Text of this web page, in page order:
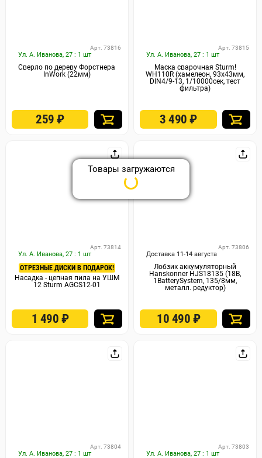
Ул. А. Иванова, 27 : 1 шт
Арт. 73816
Сверло по дереву Форстнера
InWork (22мм)
259₽
Ул. А. Иванова, 27 : 1 шт
Арт. 73815
Маска сварочная Sturm!
WH110R (хамелеон, 93x43мм,
DIN4/9-13, 1/10000сек, тест
фильтра)
3 490₽
Ул. А. Иванова, 27 : 1 шт
Арт. 73814
ОТРЕЗНЫЕ ДИСКИ В ПОДАРОК!
Насадка - цепная пила на УШМ
12 Sturm AGCS12-01
1 490 ₽
Доставка 11-14 августа
Арт. 73806
Лобзик аккумуляторный
Hanskonner HJS18135 (18В,
1BatterySystem, 135/8мм,
металл. редуктор)
10 490 ₽
Ул. А. Иванова, 27 : 1 шт
Арт. 73804
Ул. А. Иванова, 27 : 1 шт
Арт. 73803